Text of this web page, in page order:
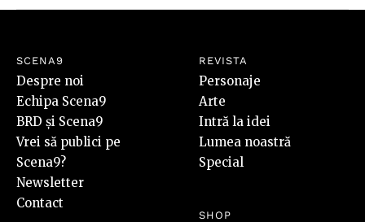
SCENA9
Despre noi
Echipa Scena9
BRD și Scena9
Vrei să publici pe
Scena9?
Newsletter
Contact
REVISTA
Personaje
Arte
Intră la idei
Lumea noastră
Special
SHOP